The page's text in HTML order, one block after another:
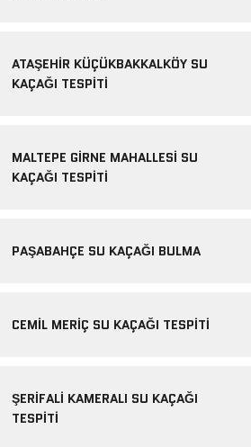
ATAŞEHIR KÜÇÜKBAKKALKÖY SU
KAÇAĞI TESPITI
MALTEPE GIRNE MAHALLESI SU
KAÇAĞI TESPITI
PAŞABAHÇE SU KAÇAĞI BULMA
CEMIL MERIÇ SU KAÇAĞI TESPITI
ŞERIFALI KAMERALI SU KAÇAĞI
TESPITI